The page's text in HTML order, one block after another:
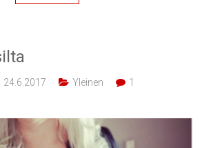
24.6.2017 Yleinen
1